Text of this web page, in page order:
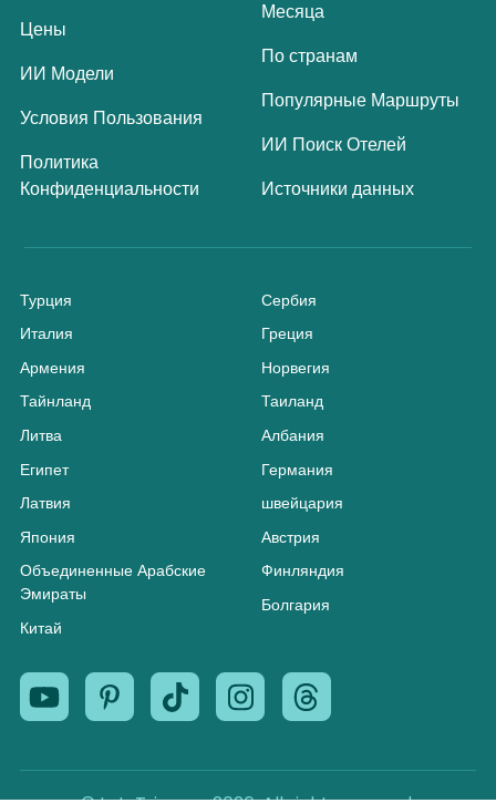
Цены
ИИ Модели
Условия Пользования
Политика
Конфиденциальности
Месяца
По странам
Популярные Маршруты
ИИ Поиск Отелей
Источники данных
Турция
Италия
Армения
Тайнланд
Литва
Египет
Латвия
Япония
Объединенные Арабские
Эмираты
Китай
Сербия
Греция
Норвегия
Таиланд
Албания
Германия
швейцария
Австрия
Финляндия
Болгария